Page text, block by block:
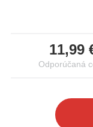
svet milých
Všetci usilovne
Otvorte okienka,
11,99
Odporúčaná